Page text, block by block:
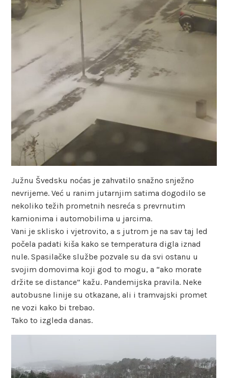
Južnu Švedsku noćas je zahvatilo snažno snježno
nevrijeme. Već u ranim jutarnjim satima dogodilo se
nekoliko težih prometnih nesreća s prevrnutim
kamionima i automobilima u jarcima.
Vani je sklisko i vjetrovito, a s jutrom je na sav taj led
počela padati kiša kako se temperatura digla iznad
nule. Spasilačke službe pozvale su da svi ostanu u
svojim domovima koji god to mogu, a “ako morate
držite se distance” kažu. Pandemijska pravila. Neke
autobusne linije su otkazane, ali i tramvajski promet
ne vozi kako bi trebao.
Tako to izgleda danas.